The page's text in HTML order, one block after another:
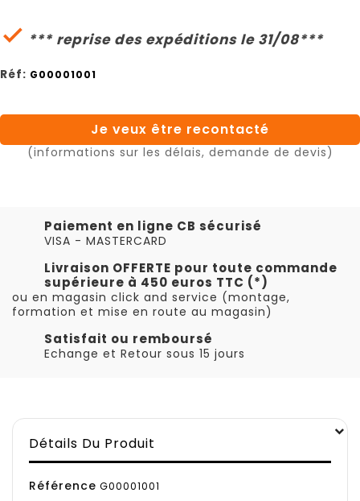
 *** reprise des expéditions le 31/08***
Réf: G00001001
Je veux être recontacté
(informations sur les délais, demande de devis)
Paiement en ligne CB sécurisé
VISA - MASTERCARD
Livraison OFFERTE pour toute commande
supérieure à 450 euros TTC (*)
ou en magasin click and service (montage,
formation et mise en route au magasin)
Satisfait ou remboursé
Echange et Retour sous 15 jours
Détails Du Produit
Référence G00001001